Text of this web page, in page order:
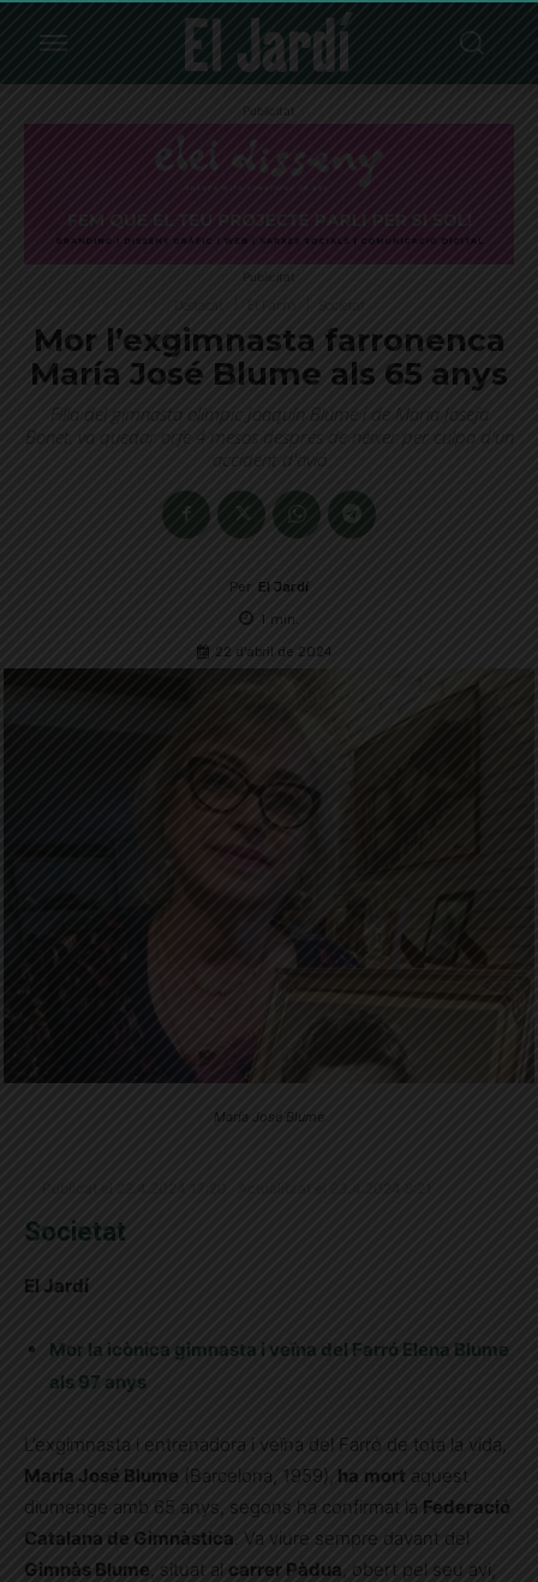
Publicitat
Publicitat
Mor l’exgimnasta farronenca
María José Blume als 65 anys
Filla del gimnasta olímpic Joaquín Blume i de Maria Josefa
Bonet, va quedar orfe 4 mesos després de néixer per culpa d'un
accident d'avió
Per El Jardí
1 min.
22 d'abril de 2024
María José Blume
Societat
El Jardí
Mor la icònica gimnasta i veïna del Farró Elena Blume
als 97 anys
L’exgimnasta i entrenadora i veïna del Farró de tota la vida,
María José Blume (Barcelona, 1959), ha mort aquest
diumenge amb 65 anys, segons ha confirmat la Federació
Catalana de Gimnàstica . Va viure sempre davant del
Gimnàs Blume , situat al carrer Pàdua
, obert pel seu avi,